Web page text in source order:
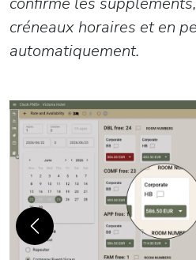
créneaux horaires et en
automatiquement.
Previous